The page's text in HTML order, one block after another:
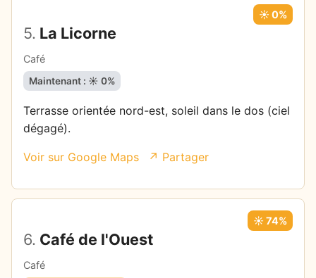
5. La Licorne
Café
☀️ 0%
Maintenant : ☀️ 0%
Terrasse orientée nord-est, soleil dans le dos (ciel
dégagé).
Voir sur Google Maps ↗ Partager
6. Café de l'Ouest
Café
☀️ 74%